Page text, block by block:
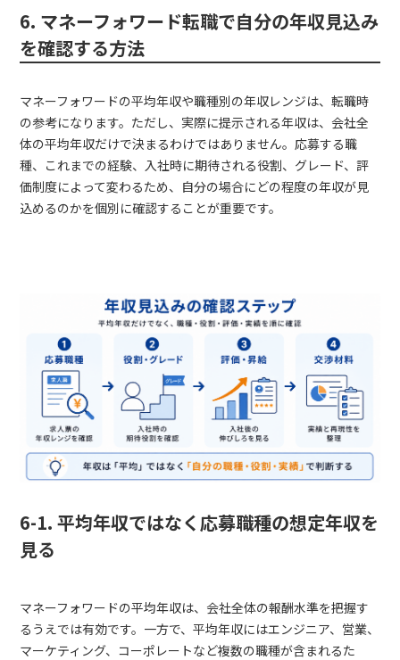
6. マネーフォワード転職で自分の年収見込み
を確認する方法
マネーフォワードの平均年収や職種別の年収レンジは、転職時
の参考になります。ただし、実際に提示される年収は、会社全
体の平均年収だけで決まるわけではありません。応募する職
種、これまでの経験、入社時に期待される役割、グレード、評
価制度によって変わるため、自分の場合にどの程度の年収が見
込めるのかを個別に確認することが重要です。
6-1. 平均年収ではなく応募職種の想定年収を
見る
マネーフォワードの平均年収は、会社全体の報酬水準を把握す
るうえでは有効です。一方で、平均年収にはエンジニア、営業、
マーケティング、コーポレートなど複数の職種が含まれるた